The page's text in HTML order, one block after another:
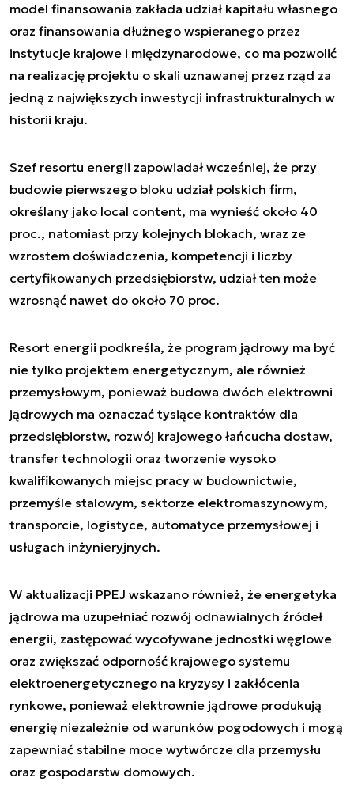
model finansowania zakłada udział kapitału własnego
oraz finansowania dłużnego wspieranego przez
instytucje krajowe i międzynarodowe, co ma pozwolić
na realizację projektu o skali uznawanej przez rząd za
jedną z największych inwestycji infrastrukturalnych w
historii kraju.
Szef resortu energii zapowiadał wcześniej, że przy
budowie pierwszego bloku udział polskich firm,
określany jako local content, ma wynieść około 40
proc., natomiast przy kolejnych blokach, wraz ze
wzrostem doświadczenia, kompetencji i liczby
certyfikowanych przedsiębiorstw, udział ten może
wzrosnąć nawet do około 70 proc.
Resort energii podkreśla, że program jądrowy ma być
nie tylko projektem energetycznym, ale również
przemysłowym, ponieważ budowa dwóch elektrowni
jądrowych ma oznaczać tysiące kontraktów dla
przedsiębiorstw, rozwój krajowego łańcucha dostaw,
transfer technologii oraz tworzenie wysoko
kwalifikowanych miejsc pracy w budownictwie,
przemyśle stalowym, sektorze elektromaszynowym,
transporcie, logistyce, automatyce przemysłowej i
usługach inżynieryjnych.
W aktualizacji PPEJ wskazano również, że energetyka
jądrowa ma uzupełniać rozwój odnawialnych źródeł
energii, zastępować wycofywane jednostki węglowe
oraz zwiększać odporność krajowego systemu
elektroenergetycznego na kryzysy i zakłócenia
rynkowe, ponieważ elektrownie jądrowe produkują
energię niezależnie od warunków pogodowych i mogą
zapewniać stabilne moce wytwórcze dla przemysłu
oraz gospodarstw domowych.